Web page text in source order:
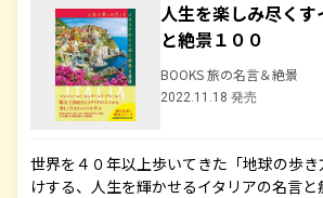
人生を楽しみ尽く
と絶景１００
BOOKS 旅の名言＆絶景
2022.11.18 発売
世界を４０年以上歩いてきた「地球の歩
けする、人生を輝かせるイタリアの名言